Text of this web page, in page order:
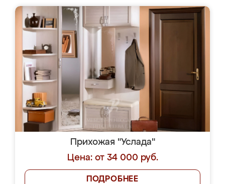
Прихожая "Услада"
Цена: от 34 000 руб.
ПОДРОБНЕЕ